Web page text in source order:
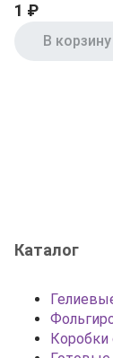
1 ₽
В корзину
Каталог